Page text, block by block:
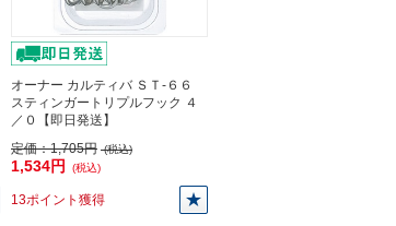
オーナー カルティバ ＳＴ-６６
スティンガートリプルフック ４
／０【即日発送】
定価：1,705円 (税込)
1,534円 (税込)
13ポイント獲得